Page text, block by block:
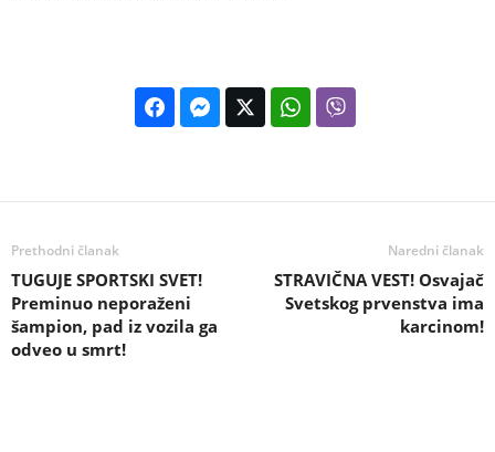
Prethodni članak
TUGUJE SPORTSKI SVET!
Preminuo neporaženi
šampion, pad iz vozila ga
odveo u smrt!
Naredni članak
STRAVIČNA VEST! Osvajač
Svetskog prvenstva ima
karcinom!